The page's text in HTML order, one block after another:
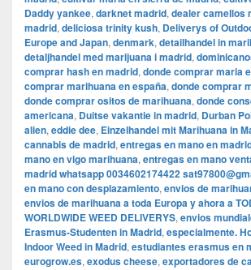
Daddy yankee, darknet madrid, dealer camellos
madrid, deliciosa trinity kush, Deliverys of
Europe and Japan, denmark, detailhandel in
detaljhandel med marijuana i madrid,
comprar hash en madrid, donde comprar maria
comprar marihuana en españa, donde comprar
donde comprar ositos de marihuana, donde
americana, Duitse vakantie in madrid, Durban
alien, eddie dee, Einzelhandel mit Marihuana in
cannabis de madrid, entregas en mano en
mano en vigo marihuana, entregas en mano
madrid whatsapp 0034602174422
en mano con desplazamiento, envios de
envios de marihuana a toda Europa y ahora a
WORLDWIDE WEED DELIVERYS, envios
Erasmus-Studenten in Madrid, especialmente.
Indoor Weed in Madrid, estudiantes erasmus en
eurogrow.es, exodus cheese, exportadores de